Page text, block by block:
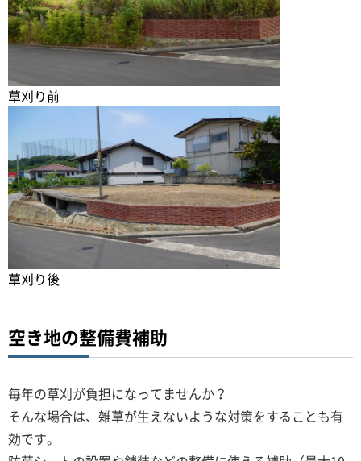
草刈り前
草刈り後
空き地の整備費補助
毎年の草刈が負担になってませんか？
そんな場合は、雑草が生えないような対策をすることも有
効です。